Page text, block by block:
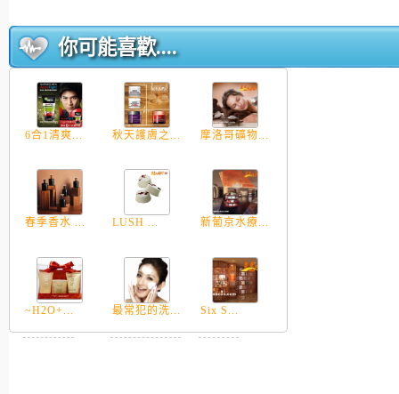
你可能喜歡....
6合1清爽... 秋天護膚之... 摩洛哥礦物...
春季香水 ... LUSH ... 新葡京水療...
~H2O+... 最常犯的洗... Six S...